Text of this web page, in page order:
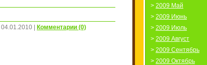
04.01.2010 Комментарии (0)
2009 Май
2009 Июнь
2009 Июль
2009 Август
2009 Сентябрь
2009 Октябрь